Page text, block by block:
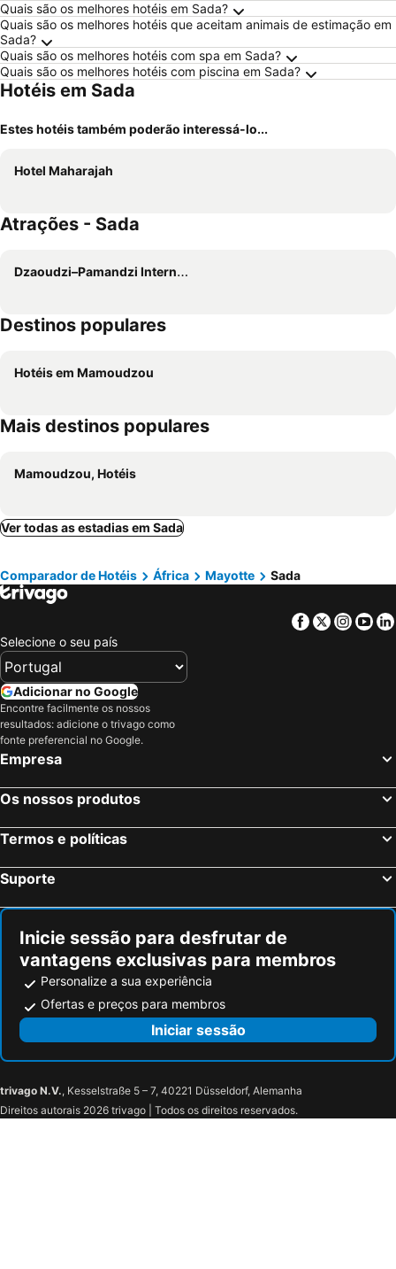
Quais são os melhores hotéis em Sada?
Quais são os melhores hotéis que aceitam animais de estimação em
Sada?
Quais são os melhores hotéis com spa em Sada?
Quais são os melhores hotéis com piscina em Sada?
Hotéis em Sada
Estes hotéis também poderão interessá-lo...
Hotel Maharajah
Atrações - Sada
Dzaoudzi–Pamandzi International Airport
Destinos populares
Hotéis em Mamoudzou
Mais destinos populares
Mamoudzou, Hotéis
Ver todas as estadias em Sada
Comparador de Hotéis África Mayotte Sada
Facebook
Twitter
Selecione o seu país
Adicionar no Google
Encontre facilmente os nossos
resultados: adicione o trivago como
fonte preferencial no Google.
Empresa
Os nossos produtos
Termos e políticas
Suporte
Inicie sessão para desfrutar de
vantagens exclusivas para membros
Personalize a sua experiência
Ofertas e preços para membros
Iniciar sessão
trivago N.V., Kesselstraße 5 – 7, 40221 Düsseldorf, Alemanha
Direitos autorais 2026 trivago | Todos os direitos reservados.